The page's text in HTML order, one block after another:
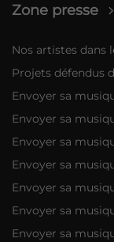
Zone presse
Nos artistes dans
Projets défendus
Envoyer sa
Envoyer sa
Envoyer sa
Envoyer sa
Envoyer sa
Envoyer sa
Envoyer sa